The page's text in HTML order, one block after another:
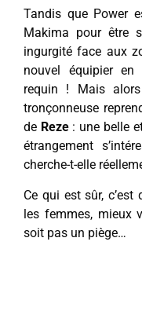
Tandis que Power
Makima pour être
ingurgité face aux
nouvel équipier en
requin ! Mais
tronçonneuse
de Reze: une belle
étrangement
cherche-t-elle
Ce qui est sûr, c’est
les femmes, mieux
soit pas un piège…